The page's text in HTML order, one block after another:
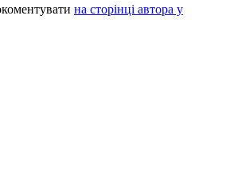
на сторінці автора у